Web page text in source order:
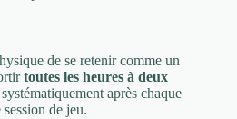
de se retenir comme un
toutes les heures à deux
après chaque
session de jeu.